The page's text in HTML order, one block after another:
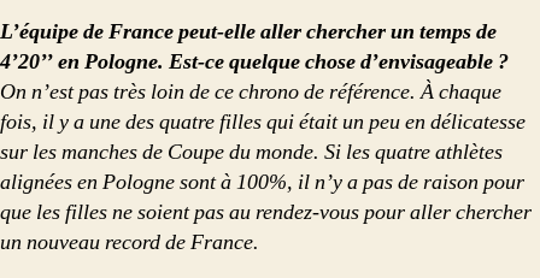
L’équipe de France peut-elle aller chercher un temps de
4’20’’ en Pologne. Est-ce quelque chose d’envisageable ?
On n’est pas très loin de ce chrono de référence. À chaque
fois, il y a une des quatre filles qui était un peu en délicatesse
sur les manches de Coupe du monde. Si les quatre athlètes
alignées en Pologne sont à 100%, il n’y a pas de raison pour
que les filles ne soient pas au rendez-vous pour aller chercher
un nouveau record de France.